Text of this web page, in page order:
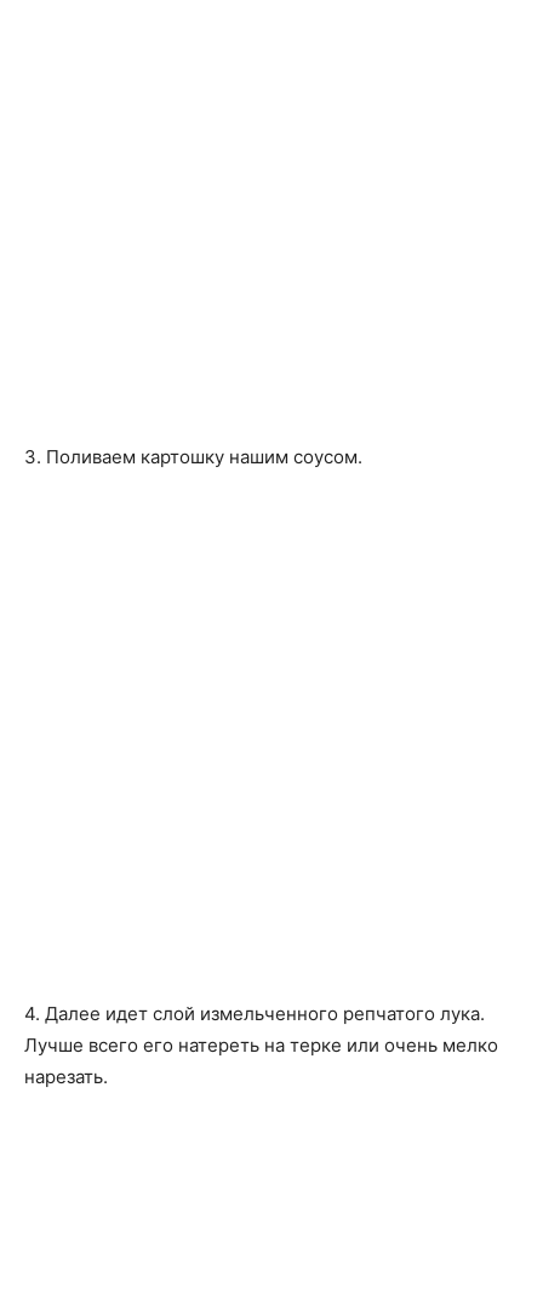
3. Поливаем картошку нашим соусом.
4. Далее идет слой измельченного репчатого лука.
Лучше всего его натереть на терке или очень мелко
нарезать.